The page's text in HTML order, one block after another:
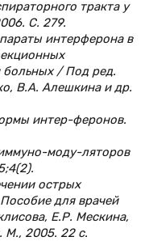
тракта у
С. 279.
интерферона в
больных / Под ред.
В.А. Алешкина и др.
интер-феронов.
моду-ляторов
острых
для врачей
Е.Р. Мескина,
М., 2005. 22 с.